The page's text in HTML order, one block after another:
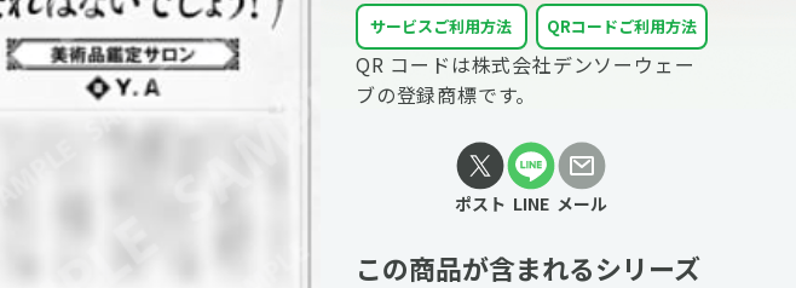
サービスご利用方法 QRコードご利用方法
QR コードは株式会社デンソーウェー
ブの登録商標です。
ポスト LINE メール
この商品が含まれるシリーズ